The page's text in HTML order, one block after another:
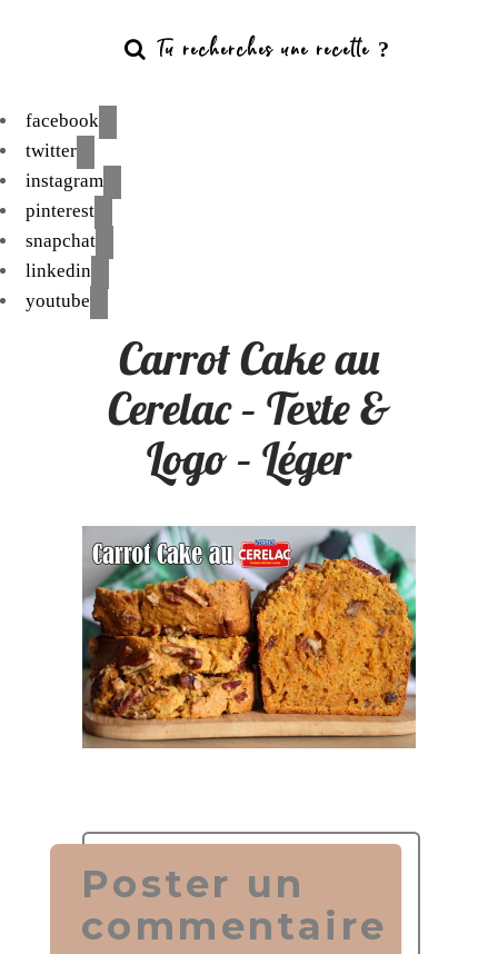
facebook
twitter
instagram
pinterest
snapchat
linkedin
youtube
Carrot Cake au
Cerelac – Texte &
Logo – Léger
Poster un
commentaire